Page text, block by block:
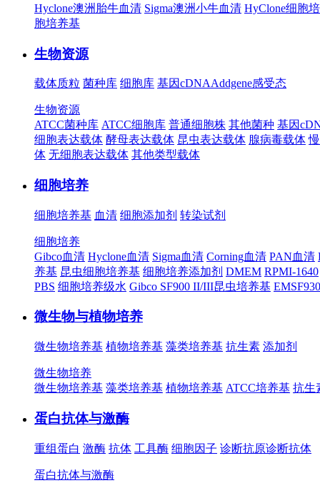
Hyclone澳洲胎牛血清 Sigma澳洲小牛血清 HyClone细胞
胞培养基
生物资源
载体质粒 菌种库 细胞库 基因cDNAAddgene感受态
生物资源
ATCC菌种库 ATCC细胞库 普通细胞株 其他菌种 基因
细胞表达载体 酵母表达载体 昆虫表达载体 腺病毒载体
体 无细胞表达载体 其他类型载体
细胞培养
细胞培养基 血清 细胞添加剂 转染试剂
细胞培养
Gibco血清 Hyclone血清 Sigma血清 Corning血清 PAN血清
养基 昆虫细胞培养基 细胞培养添加剂 DMEM RPMI-1640
PBS 细胞培养级水 Gibco SF900 II/III昆虫培养基
微生物与植物培养
微生物培养基 植物培养基 藻类培养基 抗生素 添加剂
微生物培养
微生物培养基 藻类培养基 植物培养基 ATCC培养基 抗生
蛋白抗体与激酶
重组蛋白 激酶 抗体 工具酶 细胞因子 诊断抗原诊断抗体
蛋白抗体与激酶